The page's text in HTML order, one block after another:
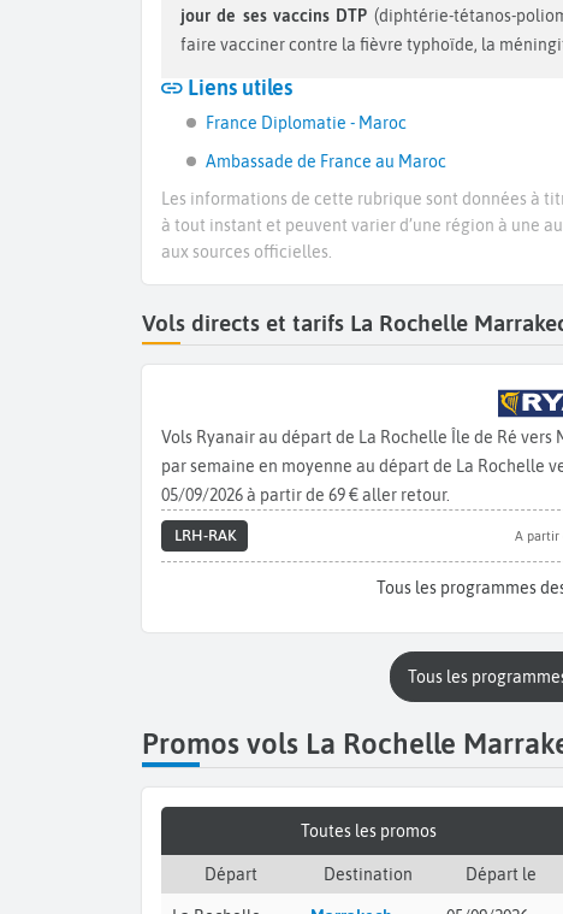
jour de ses vaccins DTP (diphtérie-tétanos-
faire vacciner contre la fièvre typhoïde, la
Liens utiles
France Diplomatie - Maroc
Ambassade de France au Maroc
Les informations de cette rubrique sont données à
à tout instant et peuvent varier d’une région à une
aux sources officielles.
Vols directs et tarifs La Rochelle
Vols Ryanair au départ de La Rochelle Île de Ré
par semaine en moyenne au départ de La Rochelle
05/09/2026 à partir de 69 € aller retour.
LRH-RAK A partir
Tous les programmes
Tous les
Promos vols La Rochelle
Toutes les promos
Départ Destination Départ le